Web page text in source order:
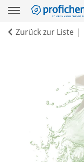
Zurück zur Liste